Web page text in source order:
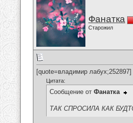
Фанатка
Старожил
[quote=владимир лабух;252897]
Цитата:
Сообщение от Фанатка
ТАК СПРОСИЛА КАК